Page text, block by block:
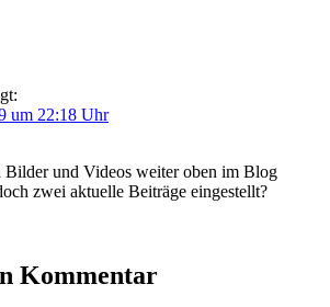
um 22:18 Uhr
Bilder und Videos weiter oben im Blog
zwei aktuelle Beiträge eingestellt?
Kommentar